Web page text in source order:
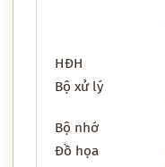
HĐH
Bộ xử lý
Bộ nhớ
Đồ họa